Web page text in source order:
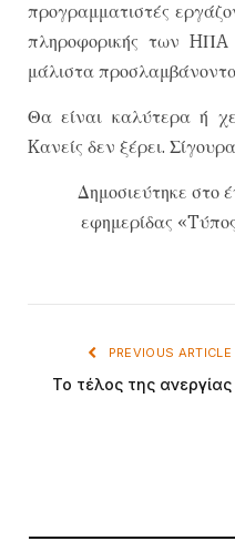
προγραμματιστές
πληροφορικής των
μάλιστα
Θα είναι καλύτερα ή
Kανείς δεν ξέρει.
Δημοσιεύτηκε στο
εφημερίδας
PREVIOUS ARTICLE
To τέλος της ανεργίας